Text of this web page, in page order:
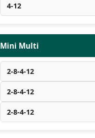
4-12
Mini Multi
2-8-4-12
2-8-4-12
2-8-4-12